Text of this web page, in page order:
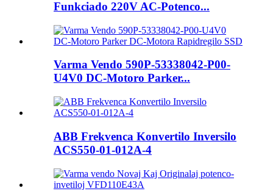
Funkciado 220V AC-Potenco...
Varma Vendo 590P-53338042-P00-
U4V0 DC-Motoro Parker...
ABB Frekvenca Konvertilo Inversilo
ACS550-01-012A-4